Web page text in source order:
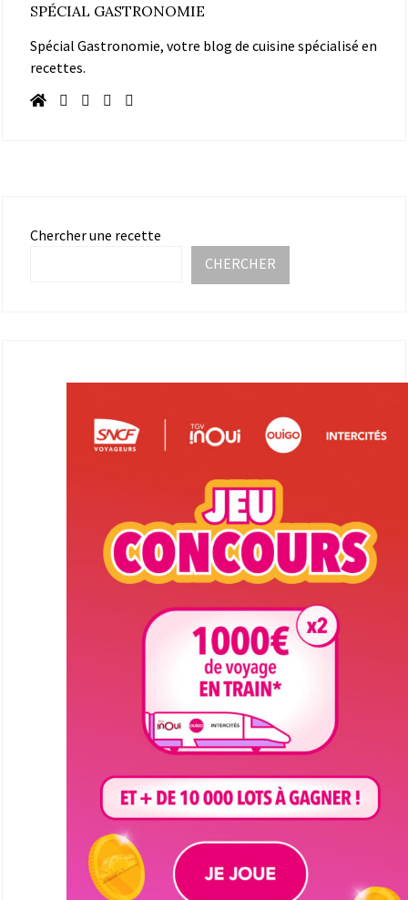
SPÉCIAL GASTRONOMIE
Spécial Gastronomie, votre blog de cuisine spécialisé en
recettes.
Chercher une recette
CHERCHER